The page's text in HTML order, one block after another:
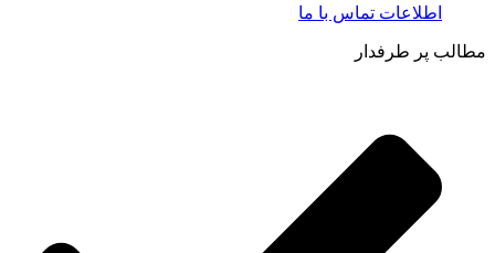
اطلاعات تماس با ما​
مطالب پر طرفدار